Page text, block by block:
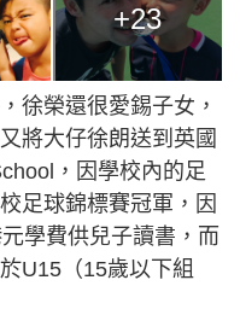
+23
徐榮還很愛錫子女，
將大仔徐朗送到英國
，因學校內的足
足球錦標賽冠軍，因
學費供兒子讀書，而
U15（15歲以下組